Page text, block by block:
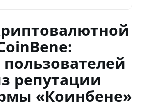
репутации
«Коинбене»